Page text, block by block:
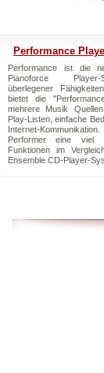
Performance
Performance ist die
Pianoforce
überlegener
bietet die
mehrere Musik
Play-Listen, einfache
Internet-
Performer eine viel
Funktionen im
Ensemble CD-Player-